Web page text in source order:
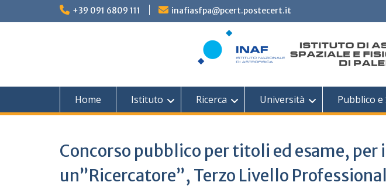
+39 091 6809 111
inafiasfpa@pcert.postecert.it
Home Istituto Ricerca Università Pubblico e
Concorso pubblico per titoli ed esame,
un”Ricercatore”, Terzo Livello